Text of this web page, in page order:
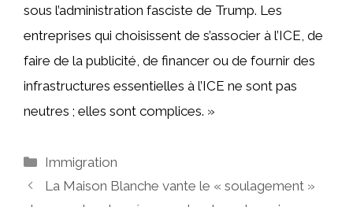
sous l’administration fasciste de Trump. Les
entreprises qui choisissent de s’associer à l’ICE, de
faire de la publicité, de financer ou de fournir des
infrastructures essentielles à l’ICE ne sont pas
neutres ; elles sont complices. »
Catégories
Immigration
La Maison Blanche vante le « soulagement »